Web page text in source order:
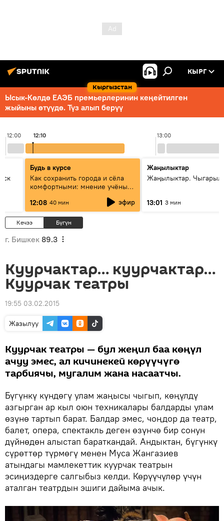
Кыргызстан
КЫРГ
Ысык-Көлдө ЕАЭБ премьерлеринин кеңейтилген
жыйыны өтүүдө. Түз алып берүү
12:00 13:00
12:10
Будь в курсе
Как сохранить города и сёла
комфортными: мнение учёных
12:08 40 мин эфир
Жаңылыктар
Жаңылыктар.
13:01 3 мин
Кечээ Бүгүн
г. Бишкек 89.3
Куурчактар… куурчактар…
Куурчак театры
19:55 03.02.2015
Жазылуу
Куурчак театры — бул жеңил баа көңүл
ачуу эмес, ал кичинекей көрүүчүгө
тарбиячы, мугалим жана насаатчы.
Бүгүнкү күндөгү улам жаңысы чыгып, көңүлдү
азгырган ар кыл оюн техникалары балдарды улам
өзүнө тартып барат. Балдар эмес, чоңдор да театр,
балет, опера, спектакль деген өзүнчө бир сонун
дүйнөдөн алыстап бараткандай. Андыктан, бүгүнкү
сүрөттөр түрмөгү менен Муса Жангазиев
атындагы мамлекеттик куурчак театрын
эсиңиздерге салгыбыз келди. Көрүүчүлөр үчүн
аталган театрдын эшиги дайыма ачык.